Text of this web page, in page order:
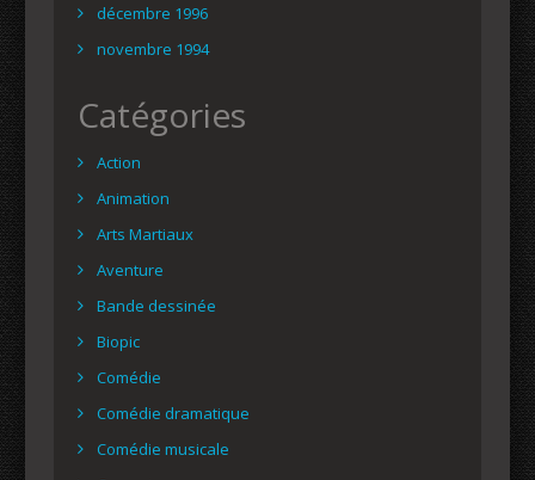
décembre 1996
novembre 1994
Catégories
Action
Animation
Arts Martiaux
Aventure
Bande dessinée
Biopic
Comédie
Comédie dramatique
Comédie musicale